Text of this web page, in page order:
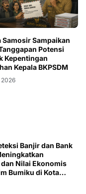
Samosir Sampaikan
Potensi
Kepentingan
Kepala BKPSDM
2026
Banjir dan Bank
Nilai Ekonomis
Bumiku di Kota